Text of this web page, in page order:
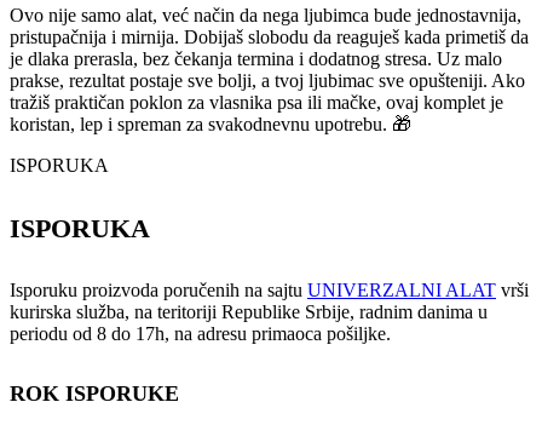
Ovo nije samo alat, već način da nega ljubimca bude jednostavnija,
pristupačnija i mirnija. Dobijaš slobodu da reaguješ kada primetiš da
je dlaka prerasla, bez čekanja termina i dodatnog stresa. Uz malo
prakse, rezultat postaje sve bolji, a tvoj ljubimac sve opušteniji. Ako
tražiš praktičan poklon za vlasnika psa ili mačke, ovaj komplet je
koristan, lep i spreman za svakodnevnu upotrebu. 🎁
ISPORUKA
ISPORUKA
Isporuku proizvoda poručenih na sajtu UNIVERZALNI ALAT vrši
kurirska služba, na teritoriji Republike Srbije, radnim danima u
periodu od 8 do 17h, na adresu primaoca pošiljke.
ROK ISPORUKE